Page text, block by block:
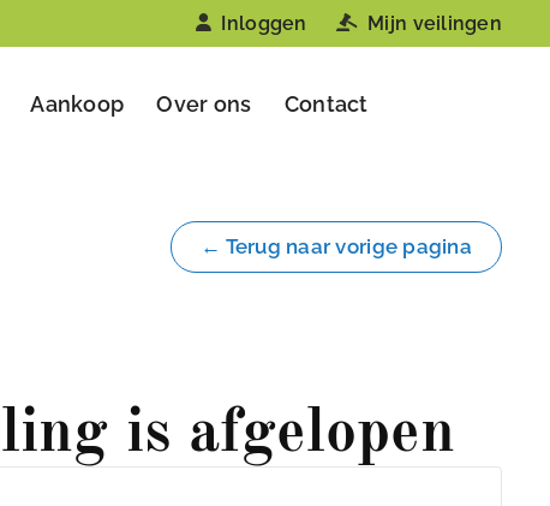
Inloggen Mijn veilingen
Aankoop Over ons Contact
← Terug naar vorige pagina
is afgelopen